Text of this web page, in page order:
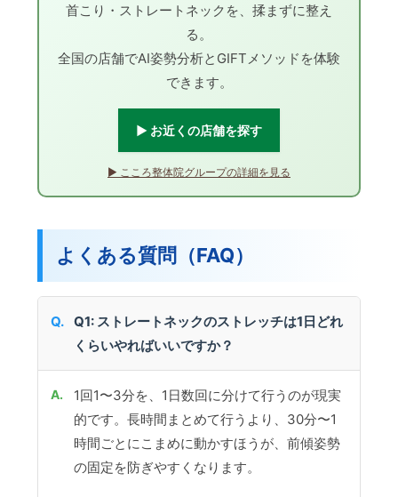
首こり・ストレートネックを、揉まずに整え
る。
全国の店舗でAI姿勢分析とGIFTメソッドを体験
できます。
▶ お近くの店舗を探す
▶ こころ整体院グループの詳細を見る
よくある質問（FAQ）
Q1: ストレートネックのストレッチは1日どれ
くらいやればいいですか？
1回1〜3分を、1日数回に分けて行うのが現実
的です。長時間まとめて行うより、30分〜1
時間ごとにこまめに動かすほうが、前傾姿勢
の固定を防ぎやすくなります。